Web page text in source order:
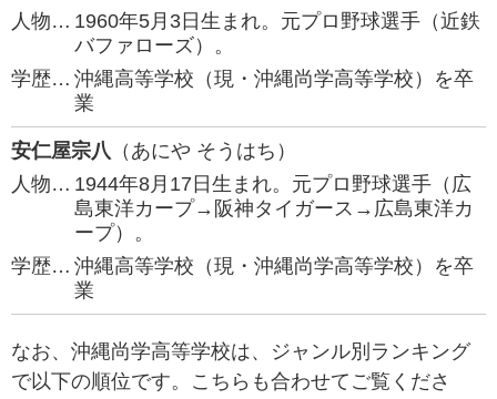
人物… 1960年5月3日生まれ。元プロ野球選手（近鉄
バファローズ）。
学歴… 沖縄高等学校（現・沖縄尚学高等学校）を卒
業
安仁屋宗八 （あにや そうはち）
人物… 1944年8月17日生まれ。元プロ野球選手（広
島東洋カープ→阪神タイガース→広島東洋カ
ープ）。
学歴… 沖縄高等学校（現・沖縄尚学高等学校）を卒
業
なお、沖縄尚学高等学校は、ジャンル別ランキング
で以下の順位です。こちらも合わせてご覧くださ